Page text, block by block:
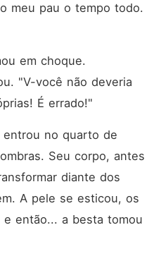
meu pau o tempo todo.
em choque.
"V-você não deveria
É errado!"
entrou no quarto de
Seu corpo, antes
diante dos
A pele se esticou, os
e então... a besta tomou